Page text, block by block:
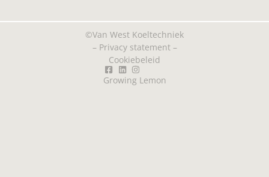
©Van West Koeltechniek
– Privacy statement–
Cookiebeleid
Growing Lemon